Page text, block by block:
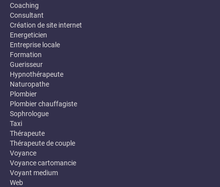
Coaching
Consultant
Création de site internet
Energeticien
Entreprise locale
Formation
Guerisseur
Hypnothérapeute
Naturopathe
Plombier
Plombier chauffagiste
Sophrologue
Taxi
Thérapeute
Thérapeute de couple
Voyance
Voyance cartomancie
Voyant medium
Web